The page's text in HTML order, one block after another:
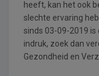
heeft, kan het ook
slechte ervaring
sinds 03-09-2019 is
indruk, zoek dan
Gezondheid en